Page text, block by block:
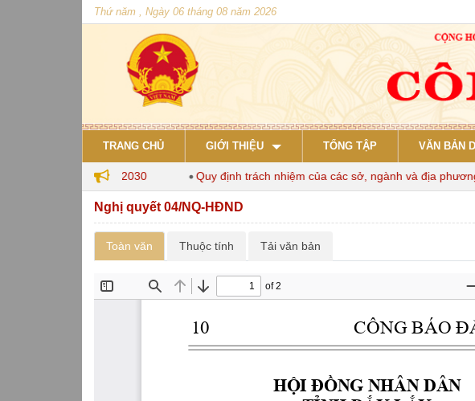
Thứ năm , Ngày 06 tháng 08 năm 2026
TRANG CHỦ GIỚI THIỆU TỔNG TẬP VĂN BẢN
nuôi đến năm 2030 Quy định trách nhiệm của các sở, ngành và địa phương
Nghị quyết 04/NQ-HĐND
Toàn văn Thuộc tính Tải văn bản